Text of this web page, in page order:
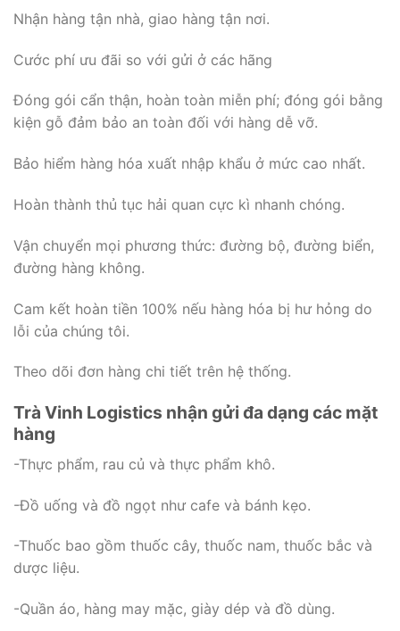
Nhận hàng tận nhà, giao hàng tận nơi.
Cước phí ưu đãi so với gửi ở các hãng
Đóng gói cẩn thận, hoàn toàn miễn phí; đóng gói bằng
kiện gỗ đảm bảo an toàn đối với hàng dễ vỡ.
Bảo hiểm hàng hóa xuất nhập khẩu ở mức cao nhất.
Hoàn thành thủ tục hải quan cực kì nhanh chóng.
Vận chuyển mọi phương thức: đường bộ, đường biển,
đường hàng không.
Cam kết hoàn tiền 100% nếu hàng hóa bị hư hỏng do
lỗi của chúng tôi.
Theo dõi đơn hàng chi tiết trên hệ thống.
Trà Vinh Logistics nhận gửi đa dạng các mặt
hàng
-Thực phẩm, rau củ và thực phẩm khô.
-Đồ uống và đồ ngọt như cafe và bánh kẹo.
-Thuốc bao gồm thuốc cây, thuốc nam, thuốc bắc và
dược liệu.
-Quần áo, hàng may mặc, giày dép và đồ dùng.